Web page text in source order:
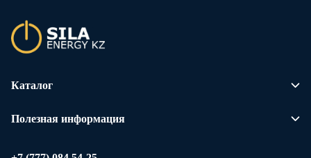
Каталог
Полезная информация